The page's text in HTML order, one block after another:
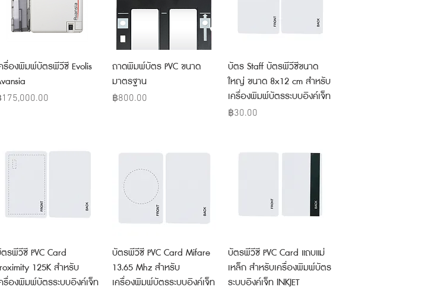
Quick View
รื่องพิมพ์บัตรพีวีซี Evolis
Quick View
ถาดพิมพ์บัตร PVC ขนาด
มาตรฐาน
Price
฿800.00
Quick View
บัตร Staff บัตรพีวีซีขนาด
ใหญ่ ขนาด 8x12 cm สำหรับ
เครื่องพิมพ์บัตรระบบอิงค์เจ็ท
Price
฿30.00
Quick View
รพีวีซี PVC Card
125K สำหรับ
รื่องพิมพ์บัตรระบบอิงค์เจ็ท
Quick View
บัตรพีวีซี PVC Card Mifare
13.65 Mhz สำหรับ
เครื่องพิมพ์บัตรระบบอิงค์เจ็ท
Quick View
บัตรพีวีซี PVC Card แถบแม่
เหล็ก สำหรับเครื่องพิมพ์บัตร
ระบบอิงค์เจ็ท INKJET